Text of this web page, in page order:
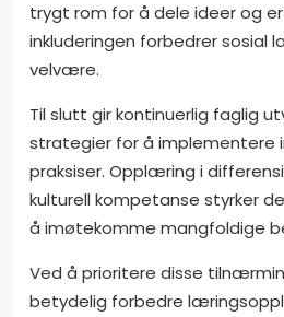
trygt rom for å dele ideer og
inkluderingen forbedrer sosial
velvære.
Til slutt gir kontinuerlig faglig
strategier for å implementere
praksiser. Opplæring i
kulturell kompetanse styrker
å imøtekomme mangfoldige
Ved å prioritere disse
betydelig forbedre